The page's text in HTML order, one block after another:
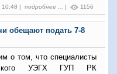
10:48 | подробнее ... | 1156
обещают подать 7-8
о том, что специалисты
УЭГХ ГУП РК